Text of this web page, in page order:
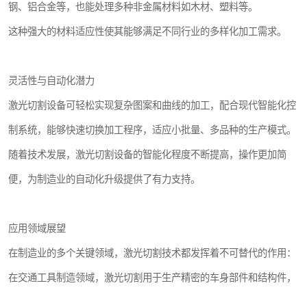
钢、铝合金等，也能处理多种非金属材料如木材、塑料等。
这种强大的材料适应性使其能够满足不同行业的多样化加工需求。
灵活性与自动化潜力
激光切割设备可轻松实现复杂图案和曲线的加工，配合现代智能化控
制系统，能够快速切换加工程序，适应小批量、多品种的生产模式。
随着技术发展，激光切割设备的智能化程度不断提高，操作更加简
便，为制造业的自动化升级提供了有力支持。
应用领域展望
在制造业的多个关键领域，激光切割技术都发挥着不可替代的作用：
在交通工具制造领域，激光切割用于生产精密的车身部件和结构件，